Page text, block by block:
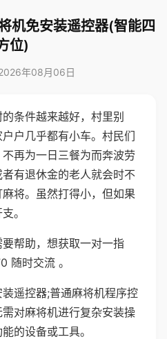
机免安装遥控器(智能四
位)
年08月06日
条件越来越好，村里别
户几乎都有小车。村民们
再为一日三餐为而奔波劳
有退休金的老人就会时不
将。虽然打得小，但如果
。
帮助，想获取一对一指
随时交流 。
遥控器;普通麻将机程序控
对麻将机进行复杂安装操
的设备或工具。